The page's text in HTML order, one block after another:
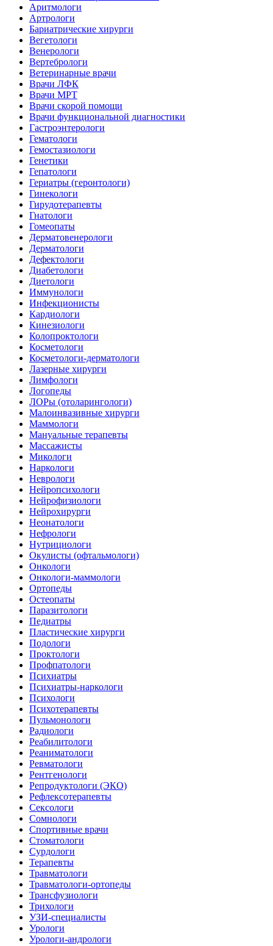
Аритмологи
Артрологи
Бариатрические хирурги
Вегетологи
Венерологи
Вертебрологи
Ветеринарные врачи
Врачи ЛФК
Врачи МРТ
Врачи скорой помощи
Врачи функциональной диагностики
Гастроэнтерологи
Гематологи
Гемостазиологи
Генетики
Гепатологи
Гериатры (геронтологи)
Гинекологи
Гирудотерапевты
Гнатологи
Гомеопаты
Дерматовенерологи
Дерматологи
Дефектологи
Диабетологи
Диетологи
Иммунологи
Инфекционисты
Кардиологи
Кинезиологи
Колопроктологи
Косметологи
Косметологи-дерматологи
Лазерные хирурги
Лимфологи
Логопеды
ЛОРы (отоларингологи)
Малоинвазивные хирурги
Маммологи
Мануальные терапевты
Массажисты
Микологи
Наркологи
Неврологи
Нейропсихологи
Нейрофизиологи
Нейрохирурги
Неонатологи
Нефрологи
Нутрициологи
Окулисты (офтальмологи)
Онкологи
Онкологи-маммологи
Ортопеды
Остеопаты
Паразитологи
Педиатры
Пластические хирурги
Подологи
Проктологи
Профпатологи
Психиатры
Психиатры-наркологи
Психологи
Психотерапевты
Пульмонологи
Радиологи
Реабилитологи
Реаниматологи
Ревматологи
Рентгенологи
Репродуктологи (ЭКО)
Рефлексотерапевты
Сексологи
Сомнологи
Спортивные врачи
Стоматологи
Сурдологи
Терапевты
Травматологи
Травматологи-ортопеды
Трансфузиологи
Трихологи
УЗИ-специалисты
Урологи
Урологи-андрологи